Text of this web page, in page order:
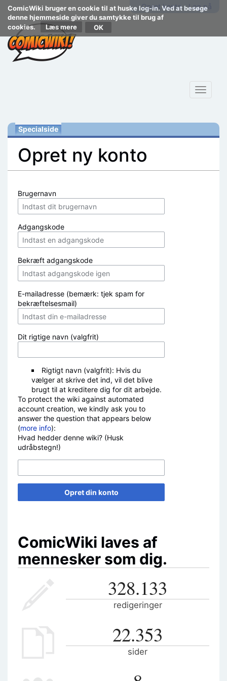
ComicWiki bruger en cookie til at huske log-in. Ved at besøge
denne hjemmeside giver du samtykke til brug af
cookies.
Læs mere
Opret konto Log på
Toggle
Specialside
Opret ny konto
Brugernavn
Adgangskode
Bekræft adgangskode
E-mailadresse (bemærk: tjek spam for
bekræftelsesmail)
Dit rigtige navn (valgfrit)
Rigtigt navn (valgfrit): Hvis du
vælger at skrive det ind, vil det blive
brugt til at kreditere dig for dit arbejde.
To protect the wiki against automated
account creation, we kindly ask you to
answer the question that appears below
(more info):
Hvad hedder denne wiki? (Husk
udråbstegn!)
Opret din konto
ComicWiki laves af
mennesker som dig.
328.133
redigeringer
22.353
sider